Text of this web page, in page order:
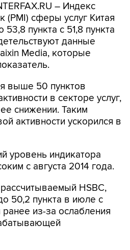
– Индекс
(PMI) сферы услуг Китая
пункта с 51,8 пункта
данные
Media, которые
выше 50 пунктов
в секторе услуг,
снижении. Таким
активности ускорился в
уровень индикатора
с августа 2014 года.
HSBC,
50,2 пункта в июле с
из-за ослабления